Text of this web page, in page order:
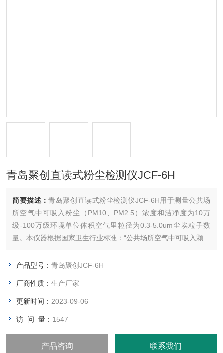
青岛聚创直读式粉尘检测仪JCF-6H
简要描述：青岛聚创直读式粉尘检测仪JCF-6H用于测量公共场
所空气中可吸入粉尘（PM10、PM2.5）浓度和洁净度为10万
级-100万级环境单位体积空气里粒径为0.3-5.0um尘埃粒子数
量。本仪器根据国家卫生行业标准：“公共场所空气中可吸入颗粒
光散射原理以半导体激光为测量光源，对空气中粉尘进行高灵敏
产品型号：青岛聚创JCF-6H
厂商性质：生产厂家
更新时间： 2023-09-06
访 问 量： 1547
产品咨询 联系我们